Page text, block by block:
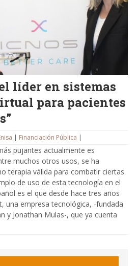
líder en sistemas
para pacientes
| Financiación Pública |
pujantes actualmente es
muchos otros usos, se ha
terapia válida para combatir ciertas
de uso de esta tecnología en el
es el que desde hace tres años
una empresa tecnológica, -fundada
y Jonathan Mulas-, que ya cuenta